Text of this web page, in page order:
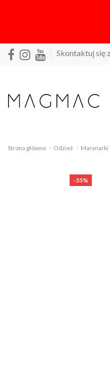
Skontaktuj się
Strona główna Odzież Marynarki
-35%